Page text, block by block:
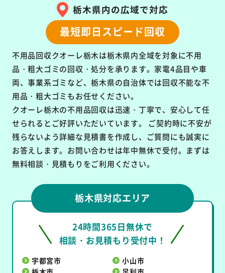
栃木県内の広域で対応
最短即日スピード回収
不用品回収クオーレ栃木は栃木県内全域を対象に不用
品・粗大ゴミの回収・処分を承ります。 家電4品目や車
両、事業系ゴミなど、栃木県の自治体では回収不能な不
用品・粗大ゴミもお任せください。
クオーレ栃木の不用品回収は迅速・丁寧で、安心して任
せられるとご好評いただいています。
ご契約時に不安が
残らないよう詳細な見積書を作成し、ご質問にも誠実に
お答えします。お問い合わせは年中無休で受付。まずは
無料相談・見積もりをご利用ください。
栃木県対応エリア
24時間365日無休で
相談・お見積もり受付中！
宇都宮市
小山市